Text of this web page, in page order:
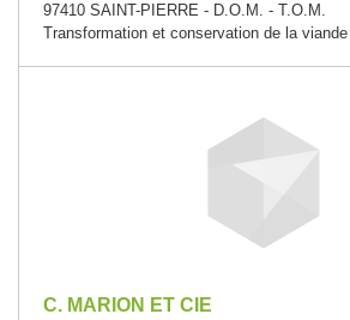
97410 SAINT-PIERRE - D.O.M. - T.O.M.
Transformation et conservation de la
C. MARION ET CIE